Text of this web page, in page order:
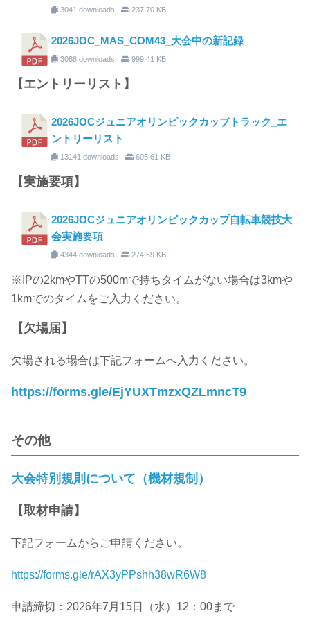
3041 downloads 237.70 KB
2026JOC_MAS_COM43_大会中の新記録
3088 downloads 999.41 KB
【エントリーリスト】
2026JOCジュニアオリンピックカップトラック_エ
ントリーリスト
13141 downloads 605.61 KB
【実施要項】
2026JOCジュニアオリンピックカップ自転車競技大
会実施要項
4344 downloads 274.69 KB
※IPの2kmやTTの500mで持ちタイムがない場合は3kmや
1kmでのタイムをご入力ください。
【欠場届】
欠場される場合は下記フォームへ入力ください。
https://forms.gle/EjYUXTmzxQZLmncT9
その他
大会特別規則について（機材規制）
【取材申請】
下記フォームからご申請ください。
https://forms.gle/rAX3yPPshh38wR6W8
申請締切：2026年7月15日（水）12：00まで